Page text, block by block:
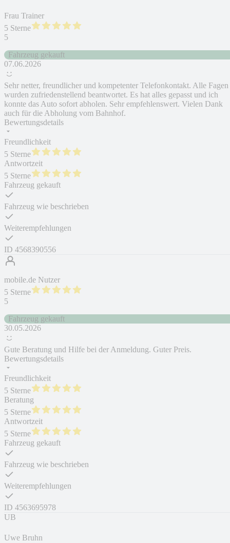
Frau Trainer
5 Sterne
5
Fahrzeug gekauft
07.06.2026
Sehr netter, freundlicher und kompetenter Telefonkontakt. Alle Fagen
wurden zufriedenstellend beantwortet. Es hat alles gepasst und ich
konnte das Auto sofort abholen. Sehr empfehlenswert. Vielen Dank
auch für die Abholung vom Bahnhof.
Bewertungsdetails
Freundlichkeit
5 Sterne
Antwortzeit
5 Sterne
Fahrzeug gekauft
Fahrzeug wie beschrieben
Weiterempfehlungen
ID 4568390556
mobile.de Nutzer
5 Sterne
5
Fahrzeug gekauft
30.05.2026
Gute Beratung und Hilfe bei der Anmeldung. Guter Preis.
Bewertungsdetails
Freundlichkeit
5 Sterne
Beratung
5 Sterne
Antwortzeit
5 Sterne
Fahrzeug gekauft
Fahrzeug wie beschrieben
Weiterempfehlungen
ID 4563695978
UB
Uwe Bruhn